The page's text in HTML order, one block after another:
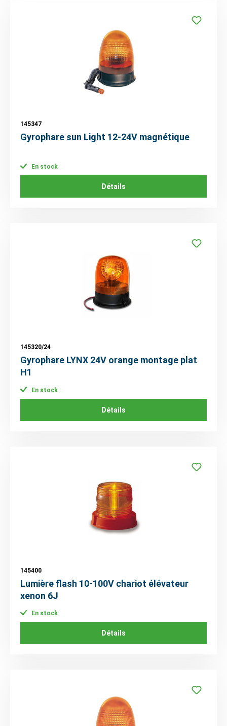
145347
Gyrophare sun Light 12-24V magnétique
En stock
Détails
145320/24
Gyrophare LYNX 24V orange montage plat
H1
En stock
Détails
145400
Lumière flash 10-100V chariot élévateur
xenon 6J
En stock
Détails